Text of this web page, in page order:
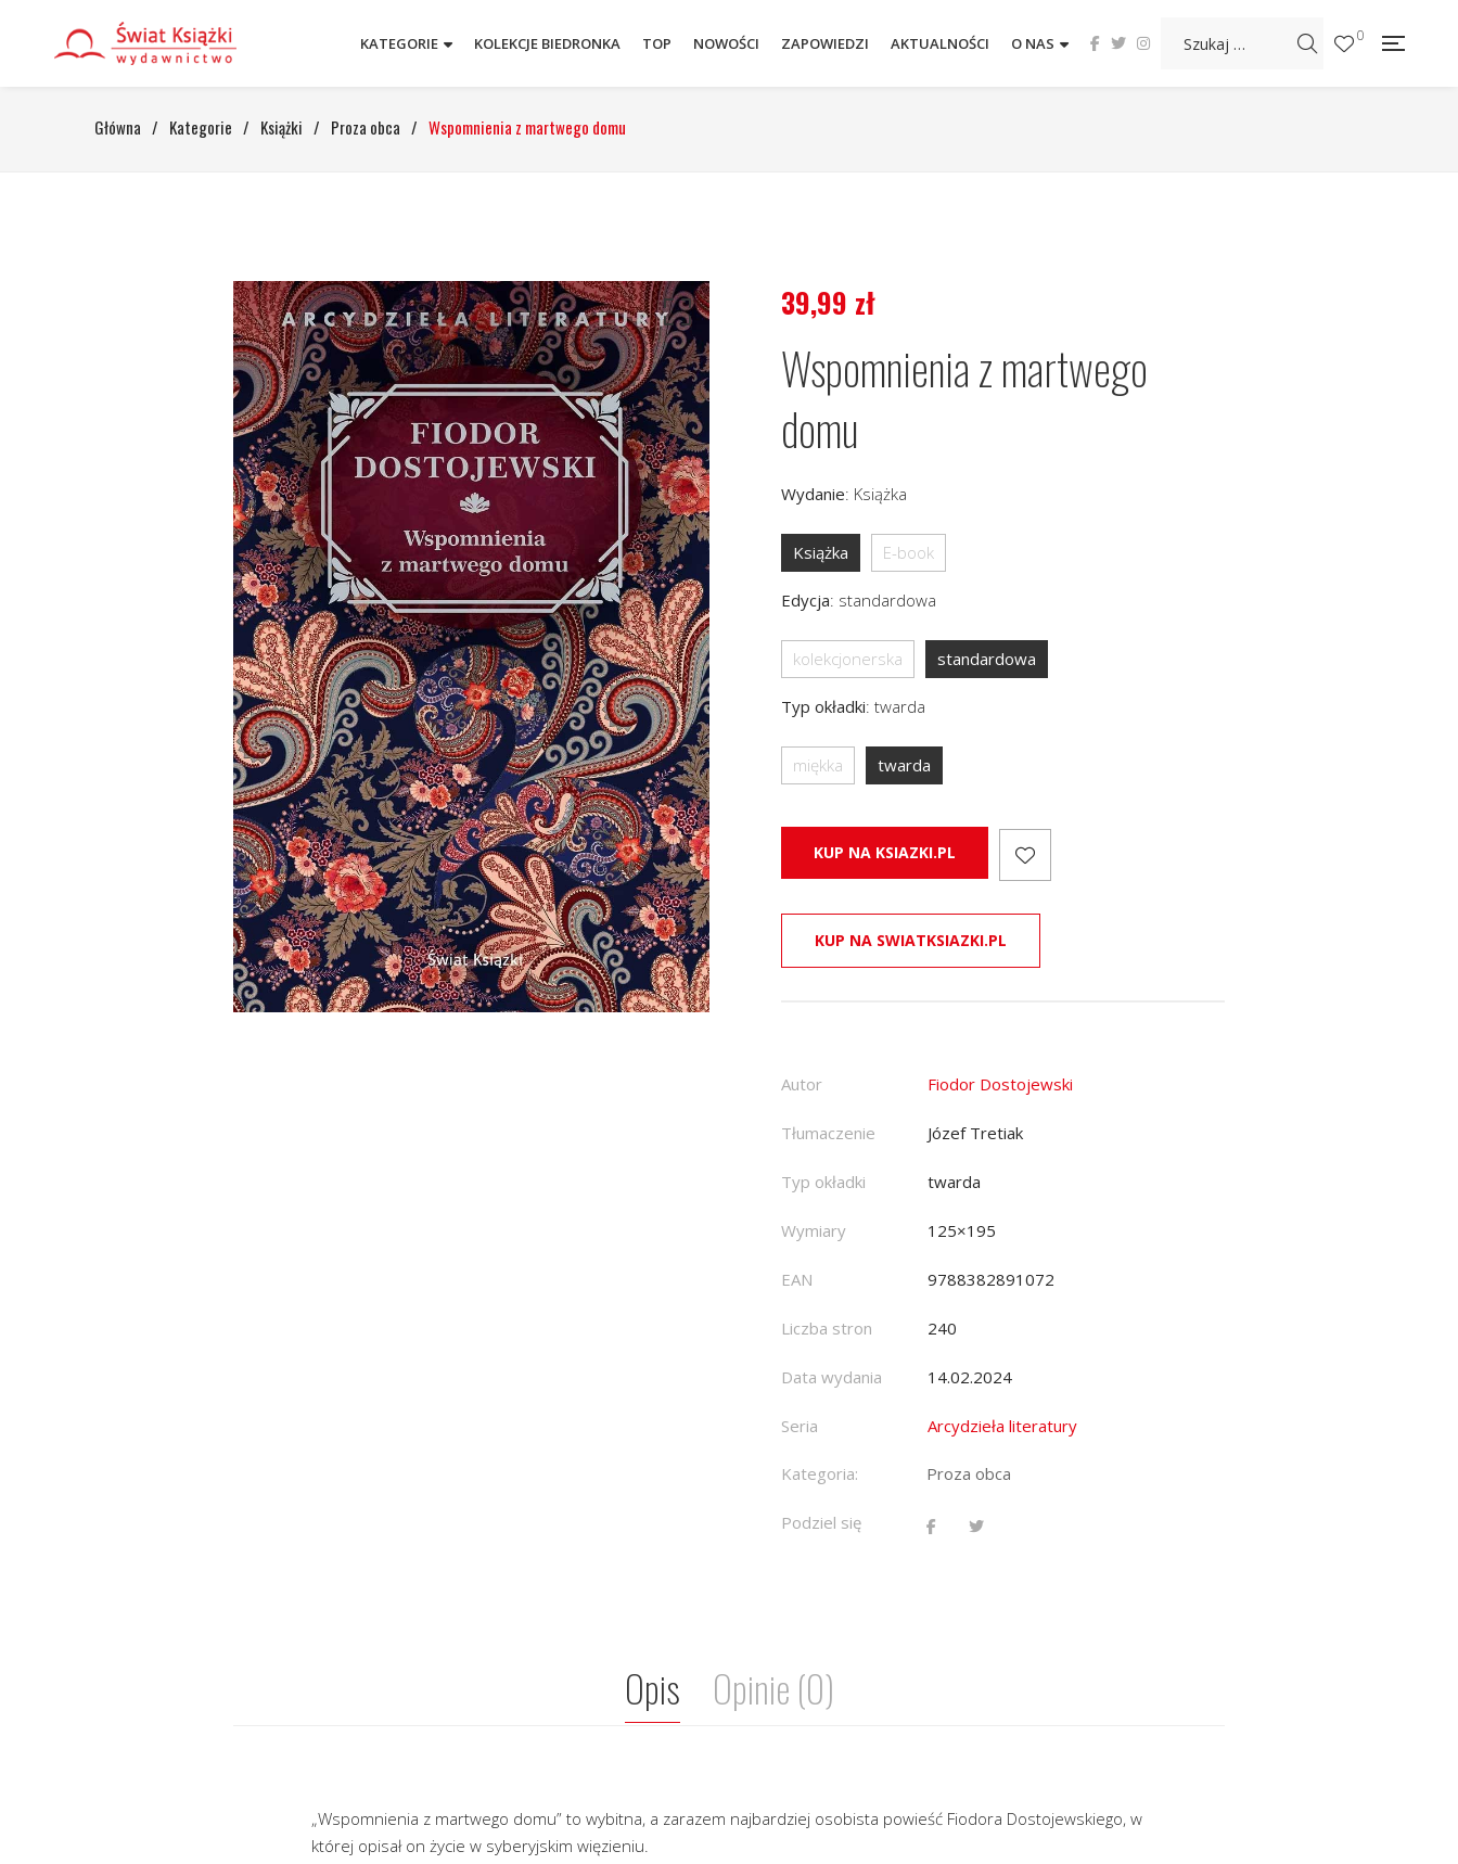
KATEGORIE KOLEKCJE BIEDRONKA TOP NOWOŚCI ZAPOWIEDZI AKTUALNOŚCI O NAS 0
Główna / Kategorie / Książki / Proza obca / Wspomnienia z martwego domu
39,99 zł
Wspomnienia z martwego
domu
Wydanie: Książka
Książka E-book
Edycja: standardowa
kolekcjonerska standardowa
Typ okładki: twarda
miękka twarda
KUP NA KSIAZKI.PL
KUP NA SWIATKSIAZKI.PL
Autor Fiodor Dostojewski
Tłumaczenie Józef Tretiak
Typ okładki twarda
Wymiary 125×195
EAN 9788382891072
Liczba stron 240
Data wydania 14.02.2024
Seria Arcydzieła literatury
Kategoria: Proza obca
Podziel się
Opis Opinie (0)
„Wspomnienia z martwego domu” to wybitna, a zarazem najbardziej osobista powieść Fiodora Dostojewskiego, w
której opisał on życie w syberyjskim więzieniu.